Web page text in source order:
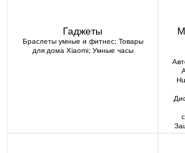
Гаджеты
Браслеты умные и фитнес; Товары
для дома Xiaomi; Умные часы